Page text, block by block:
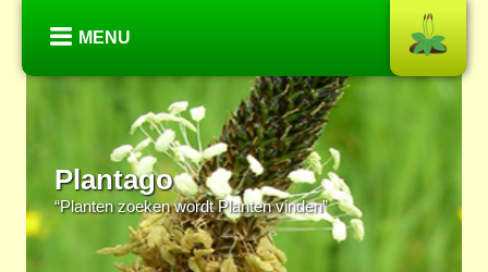
MENU
Plantago
“Planten zoeken wordt Planten vinden”